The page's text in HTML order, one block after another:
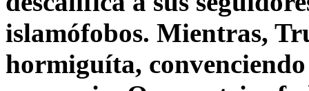
islamófobos. Mientras,
hormiguíta,